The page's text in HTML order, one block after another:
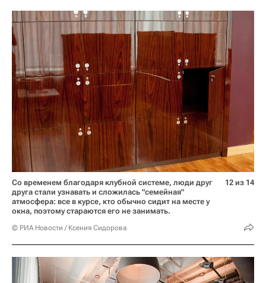
Со временем благодаря клубной системе, люди друг
друга стали узнавать и сложилась "семейная"
атмосфера: все в курсе, кто обычно сидит на месте у
окна, поэтому стараются его не занимать.
© РИА Новости / Ксения Сидорова
12 из 14